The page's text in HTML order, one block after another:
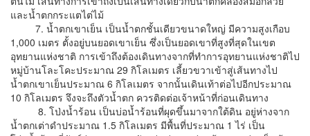
และน้ำตกกระแตไต่ไม้
7. น้ำตกเขาเย็น เป็นน้ำตกชั้นเดียวขนาดใหญ่ มีความสูงเกือบ
1,000 เมตร ตั้งอยู่บนยอดเขาเย็น ซึ่งเป็นยอดเขาที่สูงที่สุดในเขต
อุทยานแห่งชาติ การเข้าถึงต้องเดินทางจากที่ทำการอุทยานแห่งชาติไป
หมู่บ้านโละโคะประมาณ 29 กิโลเมตร เลี้ยวขวาเข้าสู่เส้นทางไป
น้ำตกเขาเย็นประมาณ 6 กิโลเมตร จากนั้นเดินเท้าต่อไปอีกประมาณ
10 กิโลเมตร จึงจะถึงตัวน้ำตก ควรติดต่อเจ้าหน้าที่ก่อนเดินทาง
8. โป่งน้ำร้อน เป็นบ่อน้ำร้อนที่ผุดขึ้นมาจากใต้ดิน อยู่ห่างจาก
น้ำตกเต่าดำประมาณ 1.5 กิโลเมตร มีพื้นที่ประมาณ 1 ไร่ เป็น